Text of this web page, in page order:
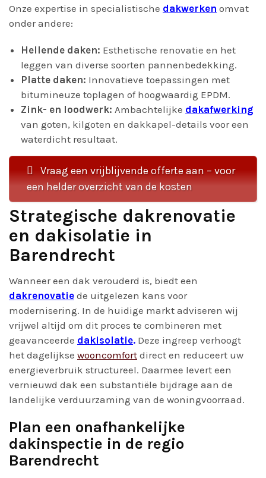
Onze expertise in specialistische dakwerken omvat
onder andere:
Hellende daken: Esthetische renovatie en het
leggen van diverse soorten pannenbedekking.
Platte daken: Innovatieve toepassingen met
bitumineuze toplagen of hoogwaardig EPDM.
Zink- en loodwerk: Ambachtelijke dakafwerking
van goten, kilgoten en dakkapel-details voor een
waterdicht resultaat.
Vraag een vrijblijvende offerte aan – voor
een helder overzicht van de kosten
Strategische dakrenovatie
en dakisolatie in
Barendrecht
Wanneer een dak verouderd is, biedt een
dakrenovatie de uitgelezen kans voor
modernisering. In de huidige markt adviseren wij
vrijwel altijd om dit proces te combineren met
geavanceerde dakisolatie. Deze ingreep verhoogt
het dagelijkse wooncomfort direct en reduceert uw
energieverbruik structureel. Daarmee levert een
vernieuwd dak een substantiële bijdrage aan de
landelijke verduurzaming van de woningvoorraad.
Plan een onafhankelijke
dakinspectie in de regio
Barendrecht